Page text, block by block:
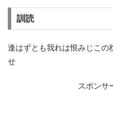
訓読
逢はずとも我れは恨みじこの
せ
スポンサ